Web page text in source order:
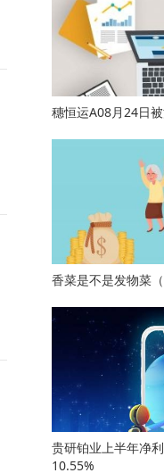
穗恒运A08月24日
香菜是不是发物菜
贵研铂业上半年净
10.55%